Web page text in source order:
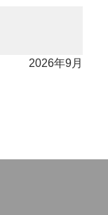
2026年9月